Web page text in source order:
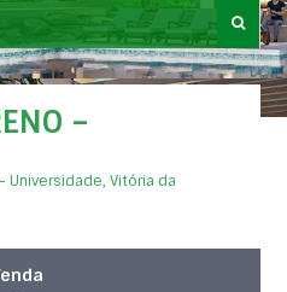
–
Universidade, Vitória da